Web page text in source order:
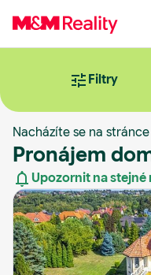
Filtry
Nacházíte se na
Pronájem
Upozornit na stejné